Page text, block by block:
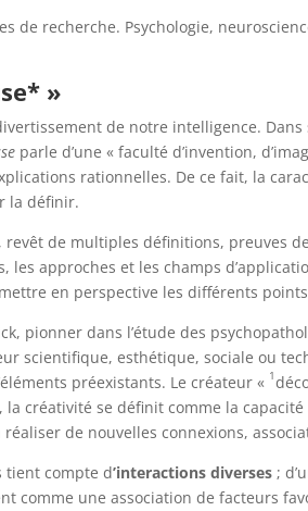
de recherche. Psychologie,
»
de notre intelligence.
parle d’une « faculté d’invention,
rationnelles. De ce fait, la
la définir.
de multiples définitions, preuves
approches et les champs
en perspective les différents
pionner dans l’étude des
scientifique, esthétique, sociale ou
préexistants. Le créateur « 1
créativité se définit comme la
de nouvelles connexions,
tient compte d’interactions diverses ;
comme une association de facteurs